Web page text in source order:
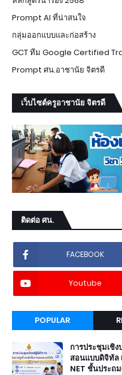
Prompt AI ที่น่าสนใจ
กลุ่มออกแบบและก่อสร้าง
GCT ทีม Google Certified
Prompt ศน.อาชานัย จิตรดี
เว็บไซต์ครูอาชานัย จิตรดี
ติดต่อ ศน.
FACEBOOK
Youtube
POPULAR
การประชุมเชิ
สอนแบบดิจิทัล
NET ชั้นประถ